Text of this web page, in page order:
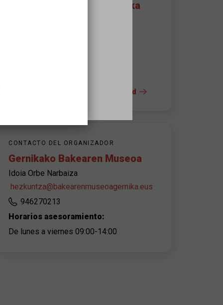
Museo de la Paz de Gernika
+ info del espacio y la accesibilidad
CONTACTO DEL ORGANIZADOR
Gernikako Bakearen Museoa
Idoia Orbe Narbaiza
hezkuntza@bakearenmuseoagernika.eus
946270213
Horarios asesoramiento:
De lunes a viernes 09:00-14:00